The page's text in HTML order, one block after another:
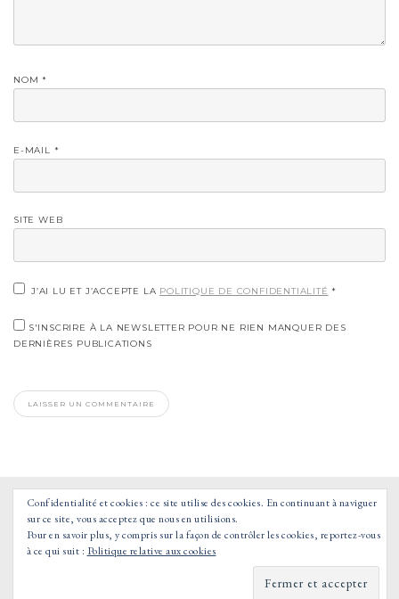
NOM *
E-MAIL *
SITE WEB
J’AI LU ET J’ACCEPTE LA POLITIQUE DE CONFIDENTIALITÉ *
S'INSCRIRE À LA NEWSLETTER POUR NE RIEN MANQUER DES
DERNIÈRES PUBLICATIONS
© 2021 GOOD MORNING VOYAGE - TOUS DROITS RESERVES.
Confidentialité et cookies : ce site utilise des cookies. En continuant à naviguer
sur ce site, vous acceptez que nous en utilisions.
Pour en savoir plus, y compris sur la façon de contrôler les cookies, reportez-vous
à ce qui suit : Politique relative aux cookies